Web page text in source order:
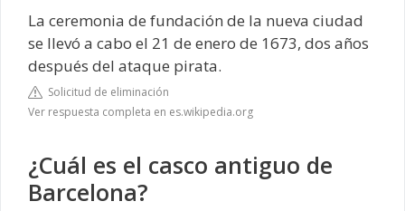
La ceremonia de fundación de la nueva ciudad
se llevó a cabo el 21 de enero de 1673, dos años
después del ataque pirata.
Solicitud de eliminación
Ver respuesta completa en es.wikipedia.org
¿Cuál es el casco antiguo de
Barcelona?